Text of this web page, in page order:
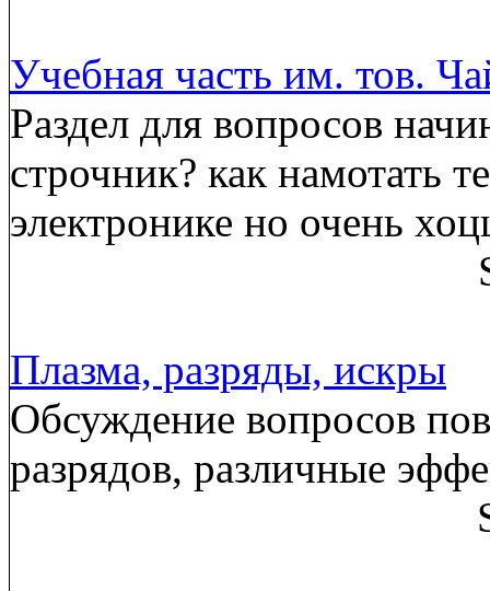
Учебная часть им. тов.
Раздел для вопросов
строчник? как намотать
электронике но очень
Плазма, разряды, искры
Обсуждение вопросов
разрядов, различные